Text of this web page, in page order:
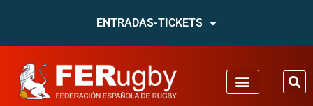
ENTRADAS-TICKETS